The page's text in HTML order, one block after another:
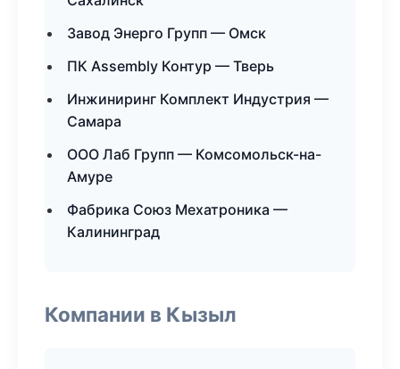
Завод Энерго Групп — Омск
ПК Assembly Контур — Тверь
Инжиниринг Комплект Индустрия —
Самара
ООО Лаб Групп — Комсомольск-на-
Амуре
Фабрика Союз Мехатроника —
Калининград
Компании в Кызыл